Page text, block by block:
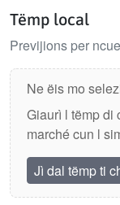
Tëmp local
Previjions per
Ne ëis mo
Giaurì l tëmp di
marché cun l
Jì dal tëmp ti